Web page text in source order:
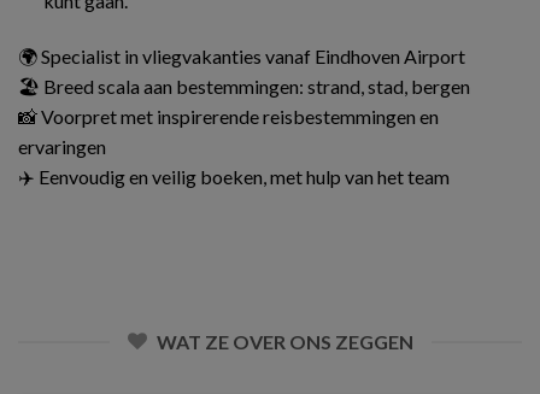
🌍 Specialist in vliegvakanties vanaf Eindhoven Airport
🏖️ Breed scala aan bestemmingen: strand, stad, bergen
📸 Voorpret met inspirerende reisbestemmingen en
ervaringen
✈️ Eenvoudig en veilig boeken, met hulp van het team
WAT ZE OVER ONS ZEGGEN